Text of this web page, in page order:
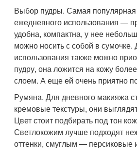
Выбор пудры. Самая популярная
ежедневного использования —
удобна, компактна, у нее
можно носить с собой в
использования также можно
пудру, она ложится на кожу
слоем. А еще ей очень приятно
Румяна. Для дневного макияжа
кремовые текстуры, они
Цвет стоит подбирать под тон
Светлокожим лучше подходят
оттенки, смуглым — персиковые